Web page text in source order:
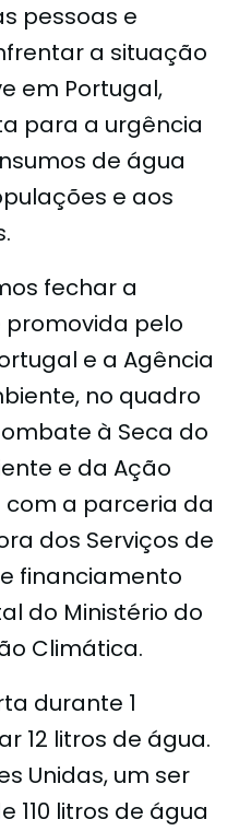
pessoas e
a situação
em Portugal,
para a urgência
de água
e aos
fechar a
promovida pelo
e a Agência
no quadro
à Seca do
e da Ação
a parceria da
dos Serviços de
financiamento
do Ministério do
Climática.
durante 1
12 litros de água.
Unidas, um ser
110 litros de água